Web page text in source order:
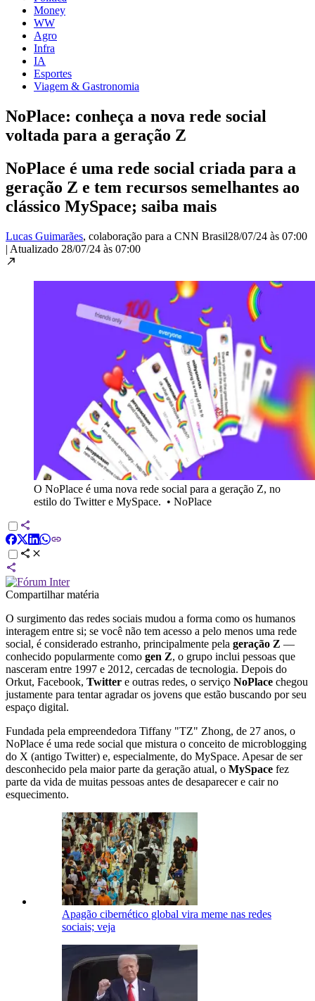
Money
WW
Agro
Infra
IA
Esportes
Viagem & Gastronomia
NoPlace: conheça a nova rede social
voltada para a geração Z
NoPlace é uma rede social criada para a
geração Z e tem recursos semelhantes ao
clássico MySpace; saiba mais
Lucas Guimarães, colaboração para a CNN Brasil28/07/24 às 07:00
| Atualizado 28/07/24 às 07:00
O NoPlace é uma nova rede social para a geração Z, no
estilo do Twitter e MySpace. • NoPlace
Compartilhar matéria
O surgimento das redes sociais mudou a forma como os humanos
interagem entre si; se você não tem acesso a pelo menos uma rede
social, é considerado estranho, principalmente pela geração Z —
conhecido popularmente como gen Z, o grupo inclui pessoas que
nasceram entre 1997 e 2012, cercadas de tecnologia. Depois do
Orkut, Facebook, Twitter e outras redes, o serviço NoPlace chegou
justamente para tentar agradar os jovens que estão buscando por seu
espaço digital.
Fundada pela empreendedora Tiffany "TZ" Zhong, de 27 anos, o
NoPlace é uma rede social que mistura o conceito de microblogging
do X (antigo Twitter) e, especialmente, do MySpace. Apesar de ser
desconhecido pela maior parte da geração atual, o MySpace fez
parte da vida de muitas pessoas antes de desaparecer e cair no
esquecimento.
Apagão cibernético global vira meme nas redes
sociais; veja